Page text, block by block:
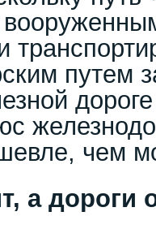
путем
чем
а дороги